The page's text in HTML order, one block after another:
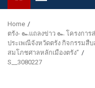
Menu
Home
ตรัง- ๛แถลงข่าว ๛ โครงการ
ประเพณีจังหวัดตรัง กิจกรรมสื
สมโภชศาลหลักเมืองตรัง”
S__3080227